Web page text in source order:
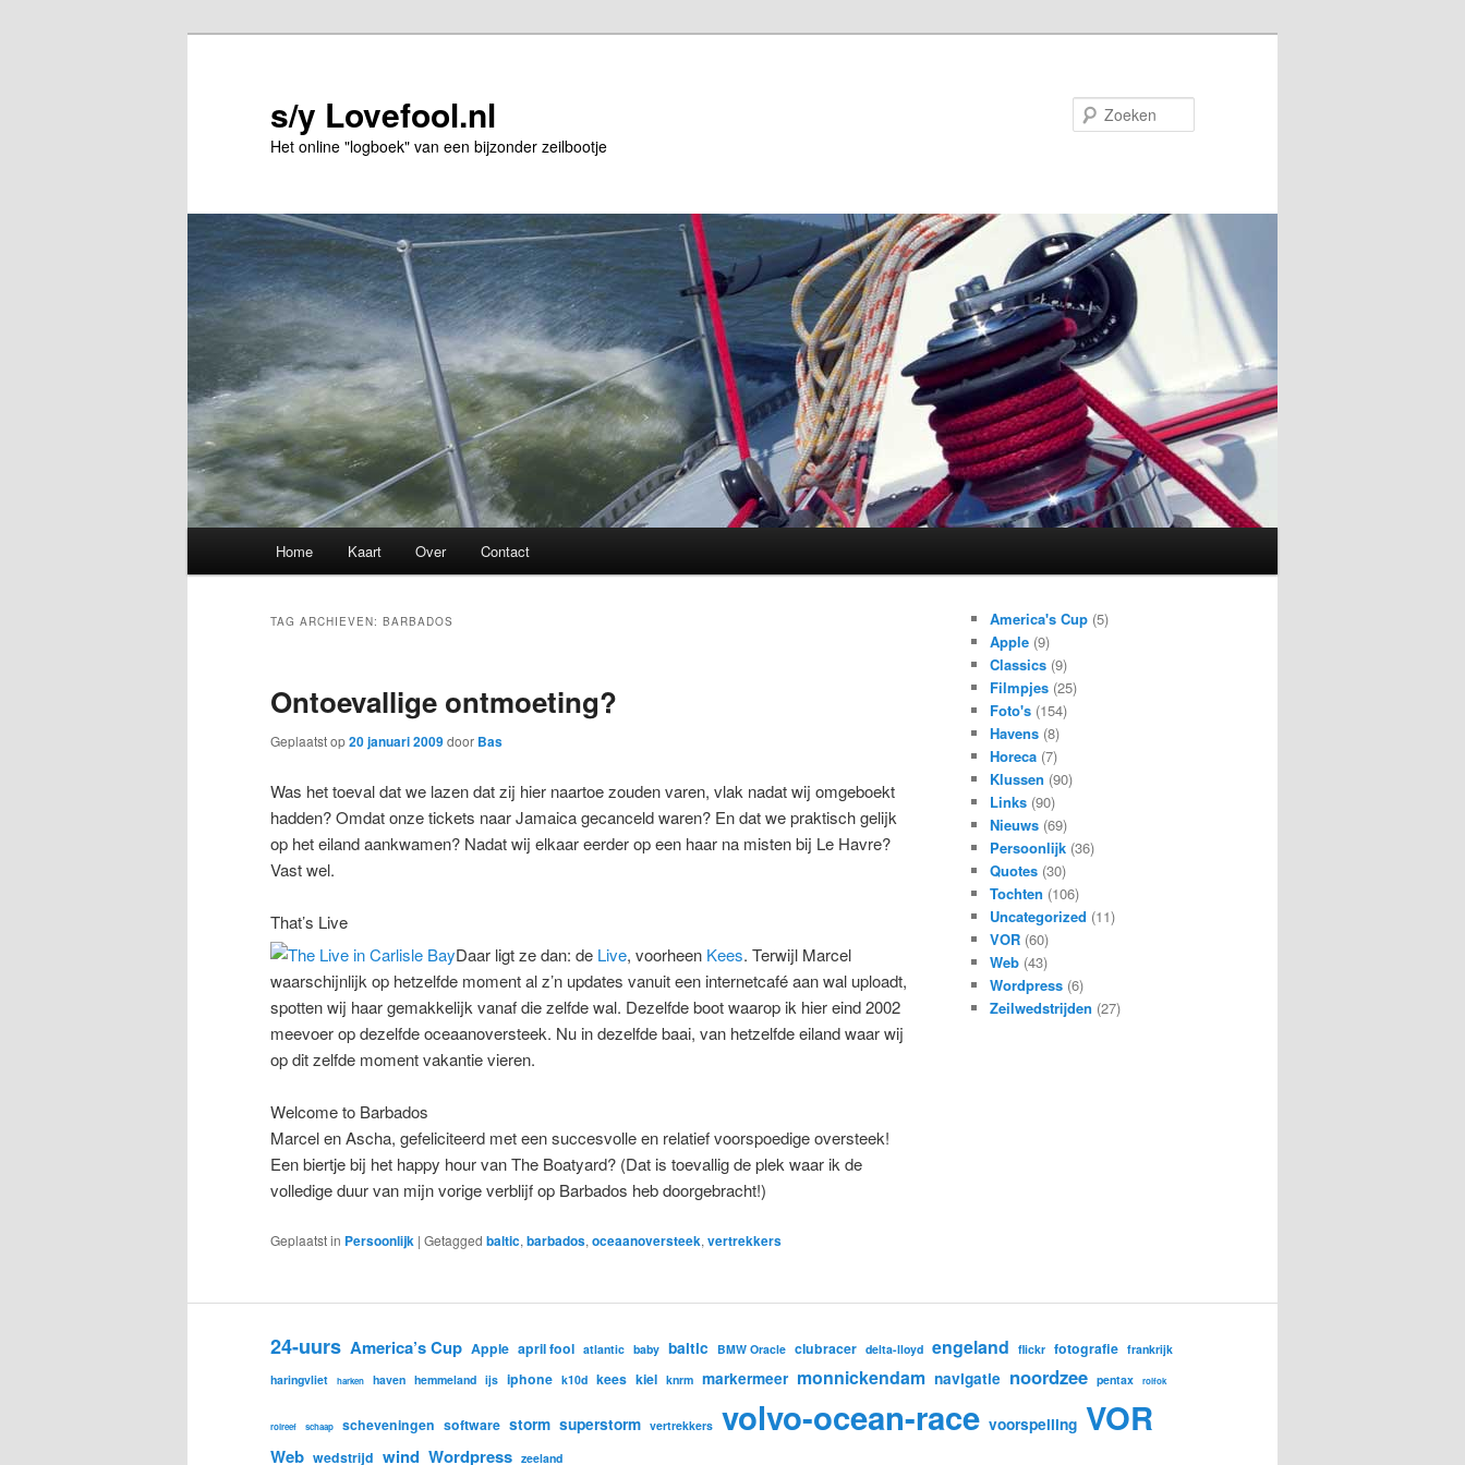
s/y Lovefool.nl
Het online "logboek" van een bijzonder zeilbootje
Home Kaart Over Contact
TAG ARCHIEVEN: BARBADOS
Ontoevallige ontmoeting?
Geplaatst op20 januari 2009door Bas
Was het toeval dat we lazen dat zij hier naartoe zouden varen, vlak nadat wij omgeboekt
hadden? Omdat onze tickets naar Jamaica gecanceld waren? En dat we praktisch gelijk
op het eiland aankwamen? Nadat wij elkaar eerder op een haar na misten bij Le Havre?
Vast wel.
That’s Live
Daar ligt ze dan: de Live, voorheen Kees. Terwijl Marcel
waarschijnlijk op hetzelfde moment al z’n updates vanuit een internetcafé aan wal uploadt,
spotten wij haar gemakkelijk vanaf die zelfde wal. Dezelfde boot waarop ik hier eind 2002
meevoer op dezelfde oceaanoversteek. Nu in dezelfde baai, van hetzelfde eiland waar wij
op dit zelfde moment vakantie vieren.
Welcome to Barbados
Marcel en Ascha, gefeliciteerd met een succesvolle en relatief voorspoedige oversteek!
Een biertje bij het happy hour van The Boatyard? (Dat is toevallig de plek waar ik de
volledige duur van mijn vorige verblijf op Barbados heb doorgebracht!)
Geplaatst in Persoonlijk | Getagged baltic, barbados, oceaanoversteek, vertrekkers
America's Cup (5)
Apple (9)
Classics (9)
Filmpjes (25)
Foto's (154)
Havens (8)
Horeca (7)
Klussen (90)
Links (90)
Nieuws (69)
Persoonlijk (36)
Quotes (30)
Tochten (106)
Uncategorized (11)
VOR (60)
Web (43)
Wordpress (6)
Zeilwedstrijden (27)
24-uurs America’s Cup Apple april fool atlantic baby baltic BMW Oracle clubracer delta-lloyd engeland flickr fotografie frankrijk
haringvliet
harken haven hemmeland ijs iphone k10d kees kiel knrm markermeer monnickendam navigatie noordzee pentax rolfok
rolreef schaap scheveningen software storm superstorm vertrekkers volvo-ocean-race voorspelling VOR
Web wedstrijd wind Wordpress zeeland